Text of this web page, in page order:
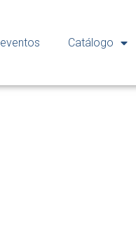
Catálogo